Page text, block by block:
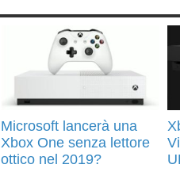
Microsoft lancerà una
Xbox One senza lettore
ottico nel 2019?